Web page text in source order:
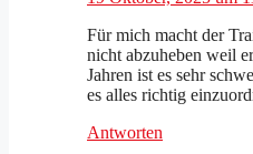
Für mich macht der
nicht abzuheben weil
Jahren ist es sehr
es alles richtig
Antworten